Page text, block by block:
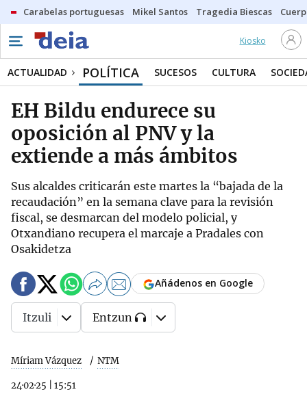
Carabelas portuguesas Mikel Santos Tragedia Biescas
Kiosko
ACTUALIDAD POLÍTICA SUCESOS CULTURA
EH Bildu endurece su
oposición al PNV y la
extiende a más ámbitos
Sus alcaldes criticarán este martes la “bajada de la
recaudación” en la semana clave para la revisión
fiscal, se desmarcan del modelo policial, y
Otxandiano recupera el marcaje a Pradales con
Osakidetza
Míriam Vázquez NTM
24·02·25 15:51
Añádenos en Google
Itzuli Entzun